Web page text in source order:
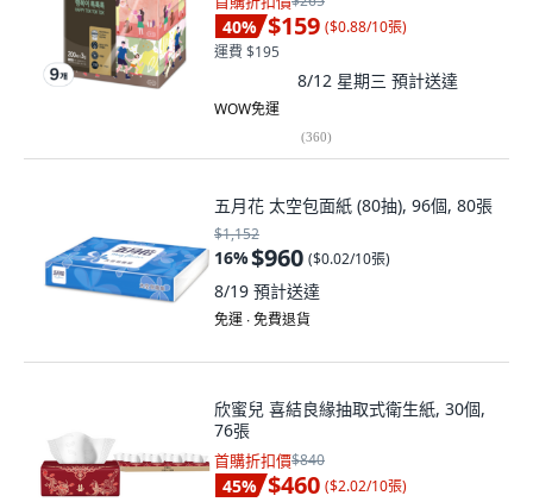
40% $159 ($0.88/10張)
運費 $195
8/12 星期三 預計送達
WOW免運
(360)
五月花 太空包面紙 (80抽), 96個, 80張
$1,152
16%$960 ($0.02/10張)
8/19 預計送達
免運 ∙ 免費退貨
欣蜜兒 喜結良緣抽取式衛生紙, 30個,
76張
首購折扣價$840
45% $460 ($2.02/10張)